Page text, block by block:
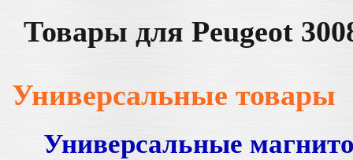
Товары для Peugeot
Универсальные товары
Универсальные